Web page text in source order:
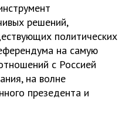
решений,
политических
на самую
с Россией
на волне
презедента и